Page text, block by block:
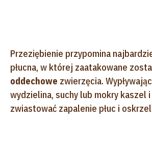
Przeziębienie przypomina
płucna, w której zaatakowane
oddechowe zwierzęcia.
wydzielina, suchy lub mokry kaszel
zwiastować zapalenie płuc i